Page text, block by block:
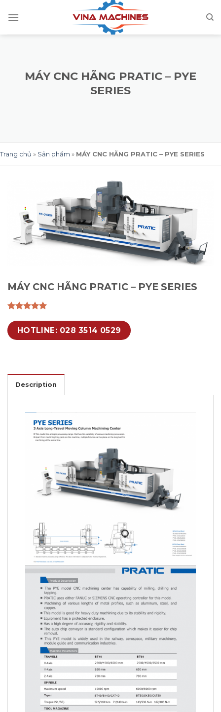
MÁY CNC HÃNG PRATIC – PYE
SERIES
Trang chủ » Sản phẩm » MÁY CNC HÃNG PRATIC – PYE SERIES
MÁY CNC HÃNG PRATIC – PYE SERIES
HOTLINE: 028 3514 0529
Description